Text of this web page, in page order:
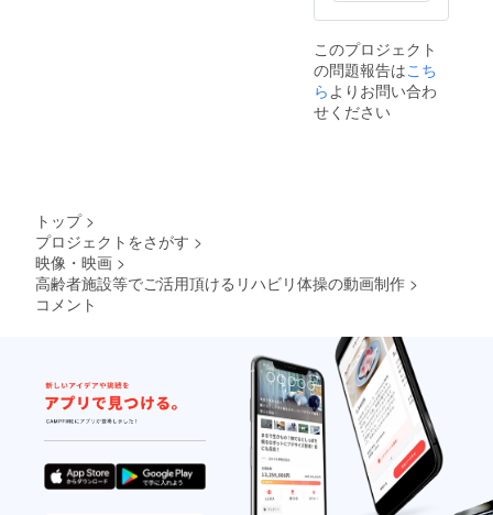
このプロジェクト
の問題報告はこち
らよりお問い合わ
せください
トップ >
プロジェクトをさがす >
映像・映画 >
高齢者施設等でご活用頂けるリハビリ体操の動画制作 >
コメント